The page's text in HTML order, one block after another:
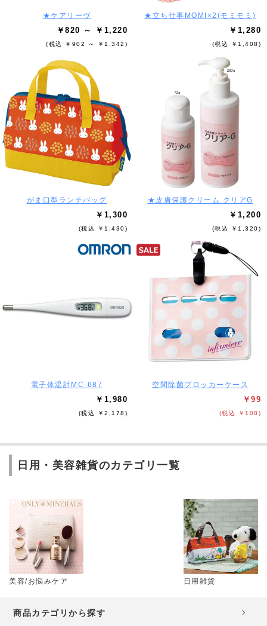
★ケアリーヴ
￥820 ～ ￥1,220
(税込 ￥902 ～ ￥1,342)
★立ち仕事MOMI×2(モミモミ)
￥1,280
(税込 ￥1,408)
がま口型ランチバッグ
￥1,300
(税込 ￥1,430)
★皮膚保護クリーム クリアG
￥1,200
(税込 ￥1,320)
電子体温計MC-687
￥1,980
(税込 ￥2,178)
空間除菌ブロッカーケース
￥99
(税込 ￥108)
日用・美容雑貨のカテゴリ一覧
美容/お悩みケア 日用雑貨
商品カテゴリから探す